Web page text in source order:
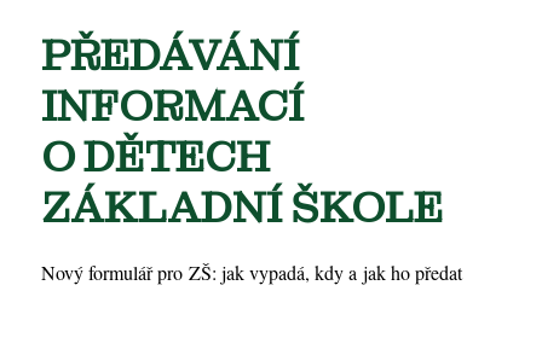
PŘEDÁVÁNÍ
INFORMACÍ
O DĚTECH
ZÁKLADNÍ ŠKOLE
Nový formulář pro ZŠ: jak vypadá, kdy a jak ho předat